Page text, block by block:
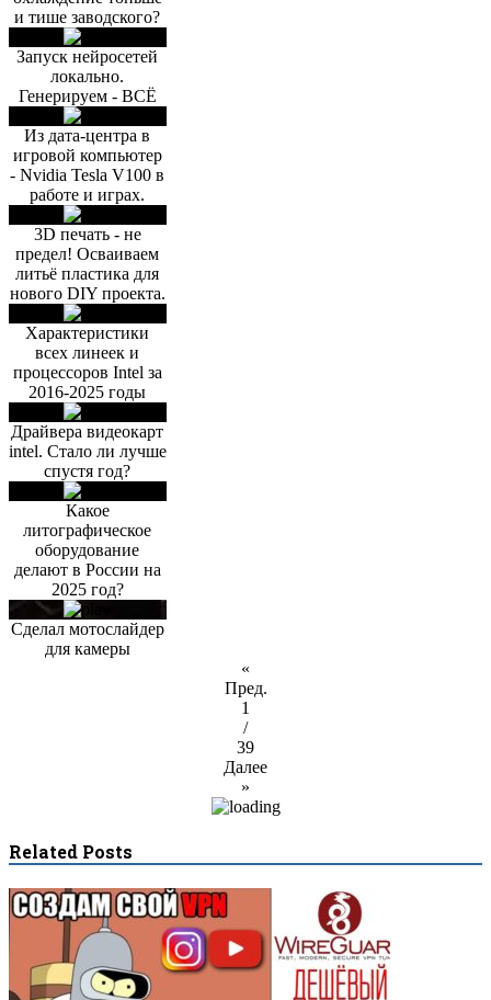
и тише заводского?
Запуск нейросетей
локально.
Генерируем - ВСЁ
Из дата-центра в
игровой компьютер
- Nvidia Tesla V100 в
работе и играх.
3D печать - не
предел! Осваиваем
литьё пластика для
нового DIY проекта.
Характеристики
всех линеек и
процессоров Intel за
2016-2025 годы
Драйвера видеокарт
intel. Стало ли лучше
спустя год?
Какое
литографическое
оборудование
делают в России на
2025 год?
Сделал мотослайдер
для камеры
«
Пред.
1
/
39
Далее
»
Related Posts